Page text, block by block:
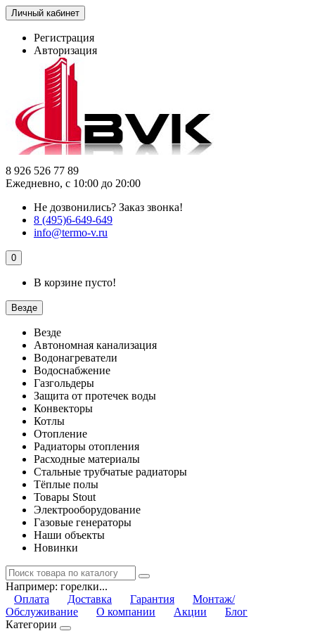
Личный кабинет
Регистрация
Авторизация
8 926 526 77 89
Ежедневно, с 10:00 до 20:00
Не дозвонились? Заказ звонка!
8 (495)6-649-649
info@termo-v.ru
0
В корзине пусто!
Везде
Везде
Автономная канализация
Водонагреватели
Водоснабжение
Газгольдеры
Защита от протечек воды
Конвекторы
Котлы
Отопление
Радиаторы отопления
Расходные материалы
Стальные трубчатые радиаторы
Тёплые полы
Товары Stout
Электрооборудование
Газовые генераторы
Наши объекты
Новинки
Например: горелки...
Оплата
Доставка Гарантия
Монтаж/
Обслуживание
О компании Акции
Блог
Категории